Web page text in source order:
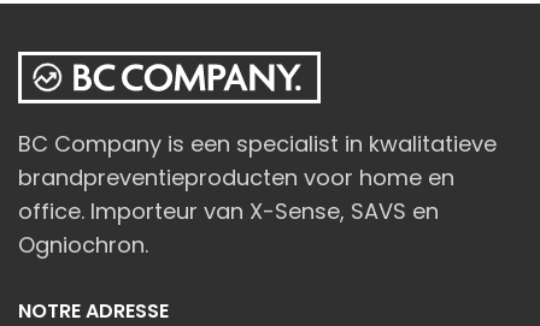
BC Company is een specialist in kwalitatieve
brandpreventieproducten voor home en
office. Importeur van X-Sense, SAVS en
Ogniochron.
NOTRE ADRESSE